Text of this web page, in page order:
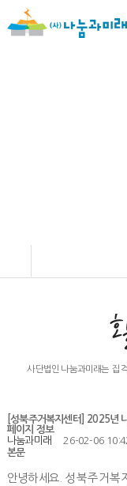
사단법인 나눔과미래는 집
[성북주거복지센터] 2025년
페이지 정보
나눔과미래
26-02-06
본문
안녕하세요. 성북주거복